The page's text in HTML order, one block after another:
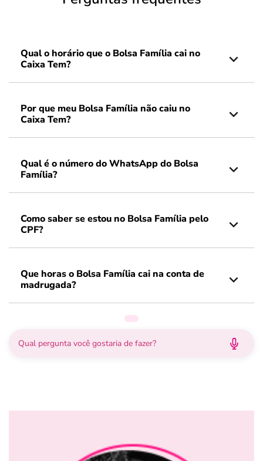
Qual o horário que o Bolsa Família cai no
Caixa Tem?
Por que meu Bolsa Família não caiu no
Caixa Tem?
Qual é o número do WhatsApp do Bolsa
Família?
Como saber se estou no Bolsa Família pelo
CPF?
Que horas o Bolsa Família cai na conta de
madrugada?